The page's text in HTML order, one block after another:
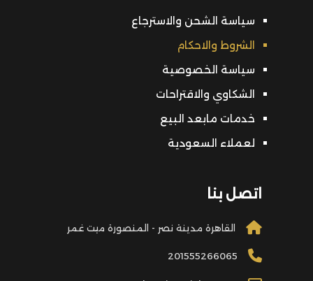
سياسة الشحن والاسترجاع
الشروط والاحكام
سياسة الخصوصية
الشكاوي والاقتراحات
خدمات مابعد البيع
لعملاء السعودية
اتصل بنا
القاهرة مدينة نصر - المنصورة ميت غمر
201555266065